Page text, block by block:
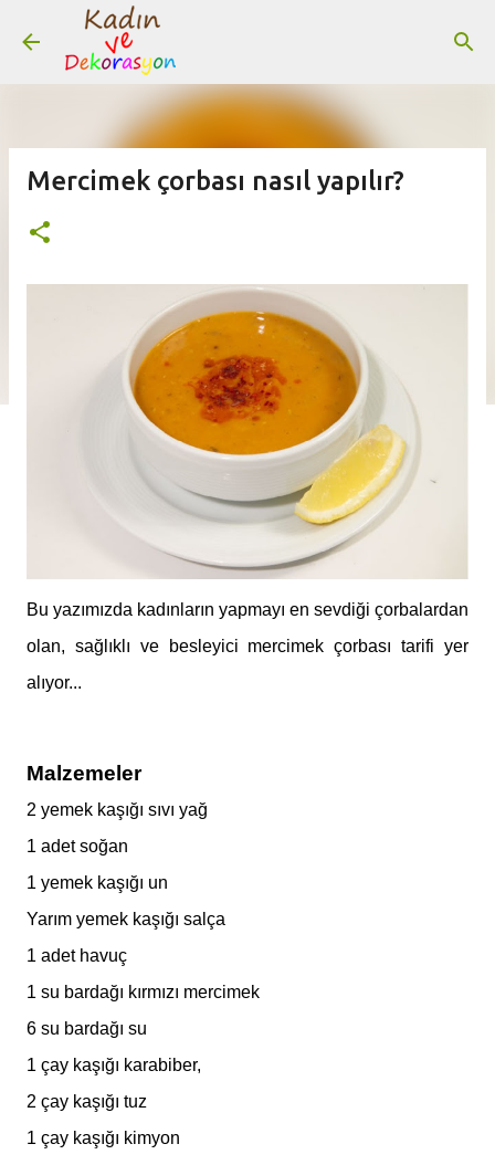
Mercimek çorbası nasıl yapılır?
Bu yazımızda kadınların yapmayı en sevdiği çorbalardan
olan, sağlıklı ve besleyici mercimek çorbası tarifi yer
alıyor...
Malzemeler
2 yemek kaşığı sıvı yağ
1 adet soğan
1 yemek kaşığı un
Yarım yemek kaşığı salça
1 adet havuç
1 su bardağı kırmızı mercimek
6 su bardağı su
1 çay kaşığı karabiber,
2 çay kaşığı tuz
1 çay kaşığı kimyon